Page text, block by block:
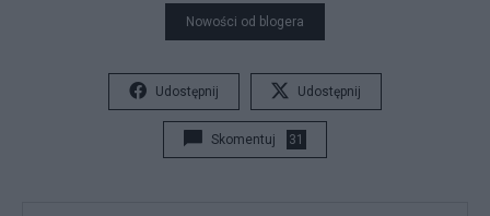
Nowości od blogera
Udostępnij Udostępnij
Skomentuj 31